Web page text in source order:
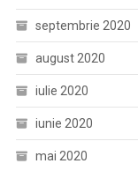
septembrie 2020
august 2020
iulie 2020
iunie 2020
mai 2020